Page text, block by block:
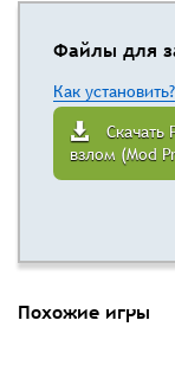
Файлы для
Как установить?
Скачать
взлом (Mod
Похожие игры